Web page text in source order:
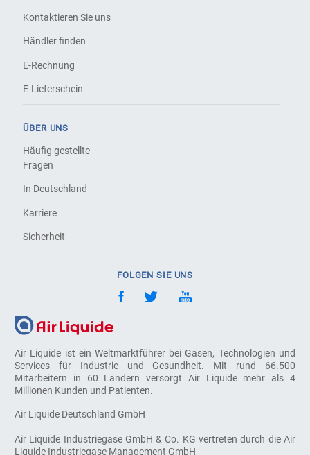
Air Liquide ist ein Weltmarktführer bei Gasen, Technologien und
Services für Industrie und Gesundheit. Mit rund 66.500
Mitarbeitern in 60 Ländern versorgt Air Liquide mehr als 4
Millionen Kunden und Patienten.
Air Liquide Deutschland GmbH
Air Liquide Industriegase GmbH & Co. KG vertreten durch die Air
Liquide Industriegase Management GmbH
Kontaktieren Sie uns
Händler finden
E-Rechnung
E-Lieferschein
ÜBER UNS
Häufig gestellte
Fragen
In Deutschland
Karriere
Sicherheit
FOLGEN SIE UNS